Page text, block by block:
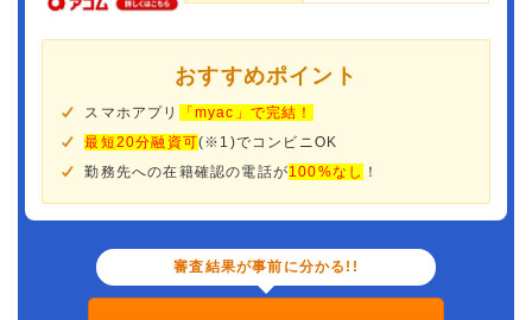
おすすめポイント
スマホアプリ
「myac」で完結！
最短20分融資可(※1)でコンビニOK
勤務先への在籍確認の電話が100%なし ！
審査結果が事前に分かる!!